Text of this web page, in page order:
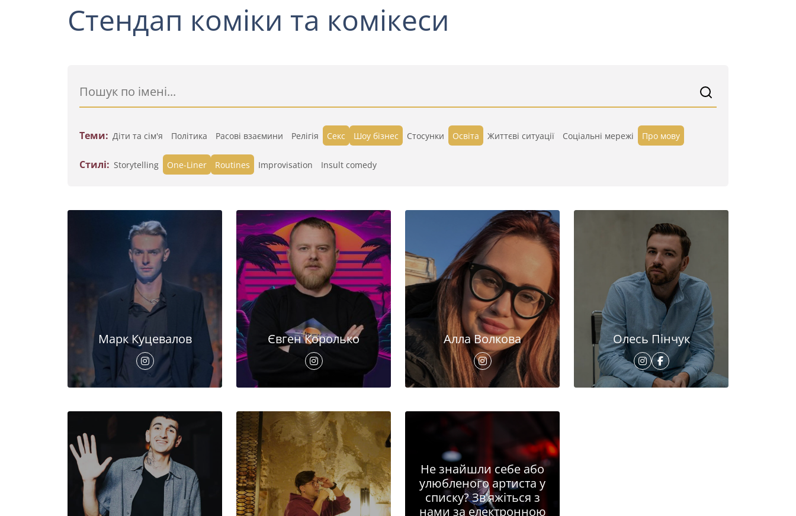
Стендап коміки та комікеси
Теми: Діти та сім'я Політика Расові взаємини Релігія Секс Шоу бізнес Стосунки Освіта Життєві ситуації Cоціальні мережі Про мову
Стилі: Storytelling One-Liner Routines Improvisation Insult comedy
Марк Куцевалов Євген Королько Алла Волкова Олесь Пінчук
Не знайшли себе або
улюбленого артиста у
списку? Зв'яжіться з
нами за електронною